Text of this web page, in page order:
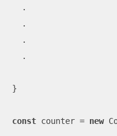
  .
  .
  .
  .
}
const counter = new